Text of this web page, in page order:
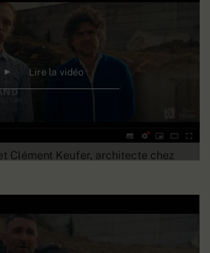
Lire la vidéo
Clément Keufer, architecte chez